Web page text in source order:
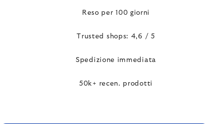
Reso per 100 giorni
Trusted shops: 4,6 / 5
Spedizione immediata
50k+ recen. prodotti